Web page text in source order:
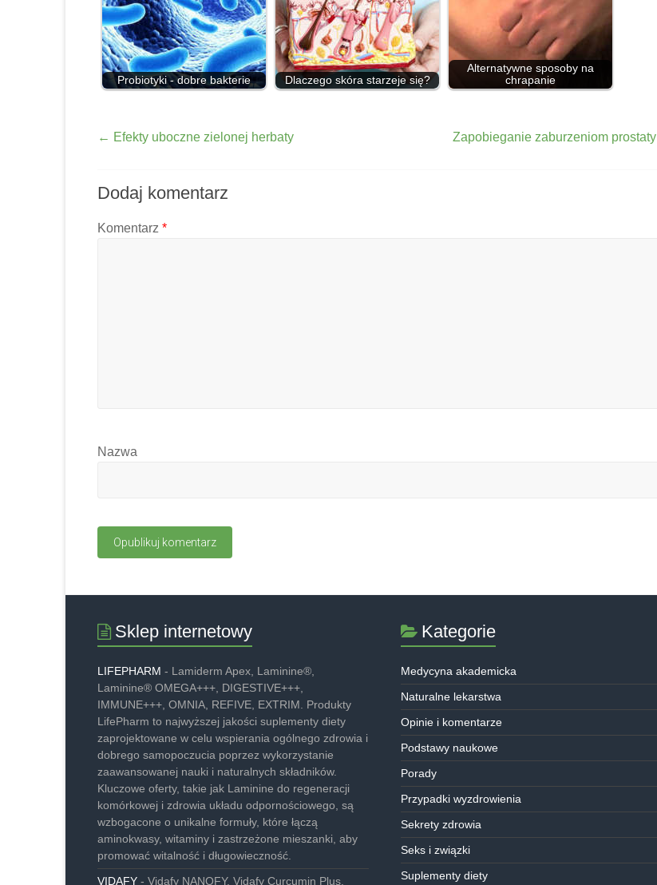
Probiotyki - dobre bakterie Dlaczego skóra starzeje się?
Alternatywne sposoby na
chrapanie
← Efekty uboczne zielonej herbaty Zapobieganie zaburzeniom prostaty
Dodaj komentarz
Komentarz *
Nazwa
Sklep internetowy
LIFEPHARM - Lamiderm Apex, Laminine®,
Laminine® OMEGA+++, DIGESTIVE+++,
IMMUNE+++, OMNIA, REFIVE, EXTRIM. Produkty
LifePharm to najwyższej jakości suplementy diety
zaprojektowane w celu wspierania ogólnego zdrowia i
dobrego samopoczucia poprzez wykorzystanie
zaawansowanej nauki i naturalnych składników.
Kluczowe oferty, takie jak Laminine do regeneracji
komórkowej i zdrowia układu odpornościowego, są
wzbogacone o unikalne formuły, które łączą
aminokwasy, witaminy i zastrzeżone mieszanki, aby
promować witalność i długowieczność.
VIDAFY - Vidafy NANOFY, Vidafy Curcumin Plus.
Kategorie
Medycyna akademicka
Naturalne lekarstwa
Opinie i komentarze
Podstawy naukowe
Porady
Przypadki wyzdrowienia
Sekrety zdrowia
Seks i związki
Suplementy diety